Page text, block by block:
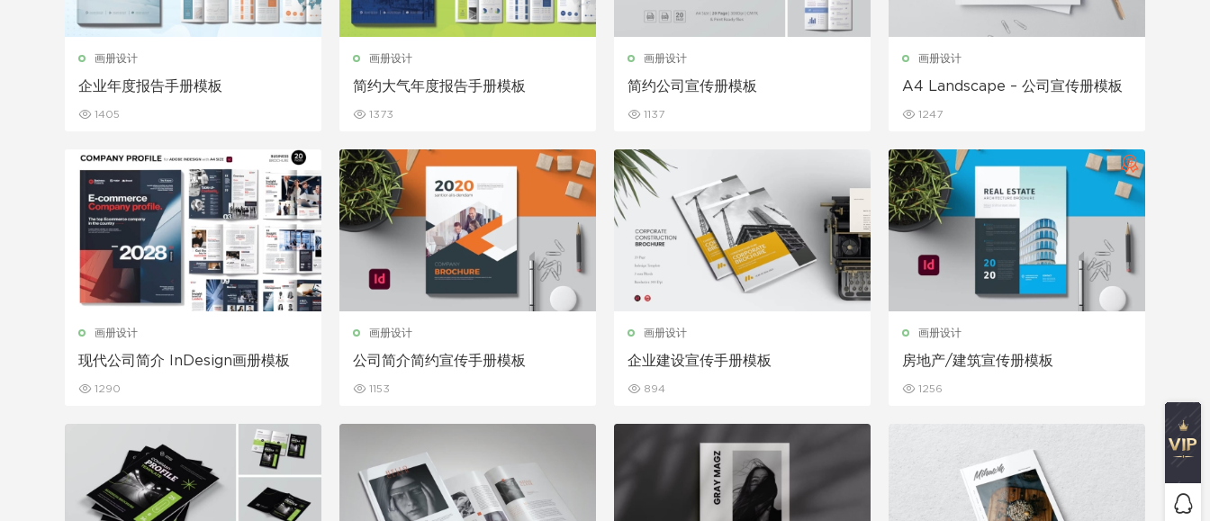
画册设计
企业年度报告手册模板
1405
画册设计
简约大气年度报告手册模板
1373
画册设计
简约公司宣传册模板
1137
画册设计
A4 Landscape – 公司宣传册模板
1247
画册设计
现代公司简介 InDesign画册模板
1290
画册设计
公司简介简约宣传手册模板
1153
画册设计
企业建设宣传手册模板
894
画册设计
房地产/建筑宣传册模板
1256